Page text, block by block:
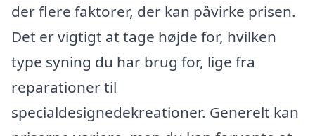
der flere faktorer, der kan påvirke prisen.
Det er vigtigt at tage højde for, hvilken
type syning du har brug for, lige fra
reparationer til
specialdesignedekreationer. Generelt kan